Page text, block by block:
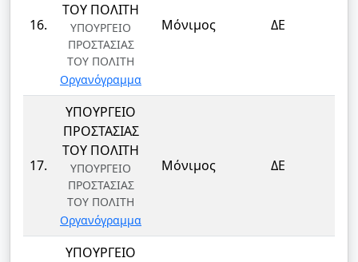
16.
ΤΟΥ ΠΟΛΙΤΗ
ΥΠΟΥΡΓΕΙΟ
ΠΡΟΣΤΑΣΙΑΣ
ΤΟΥ ΠΟΛΙΤΗ
Οργανόγραμμα
Μόνιμος ΔΕ
17.
ΥΠΟΥΡΓΕΙΟ
ΠΡΟΣΤΑΣΙΑΣ
ΤΟΥ ΠΟΛΙΤΗ
ΥΠΟΥΡΓΕΙΟ
ΠΡΟΣΤΑΣΙΑΣ
ΤΟΥ ΠΟΛΙΤΗ
Οργανόγραμμα
Μόνιμος ΔΕ
ΥΠΟΥΡΓΕΙΟ